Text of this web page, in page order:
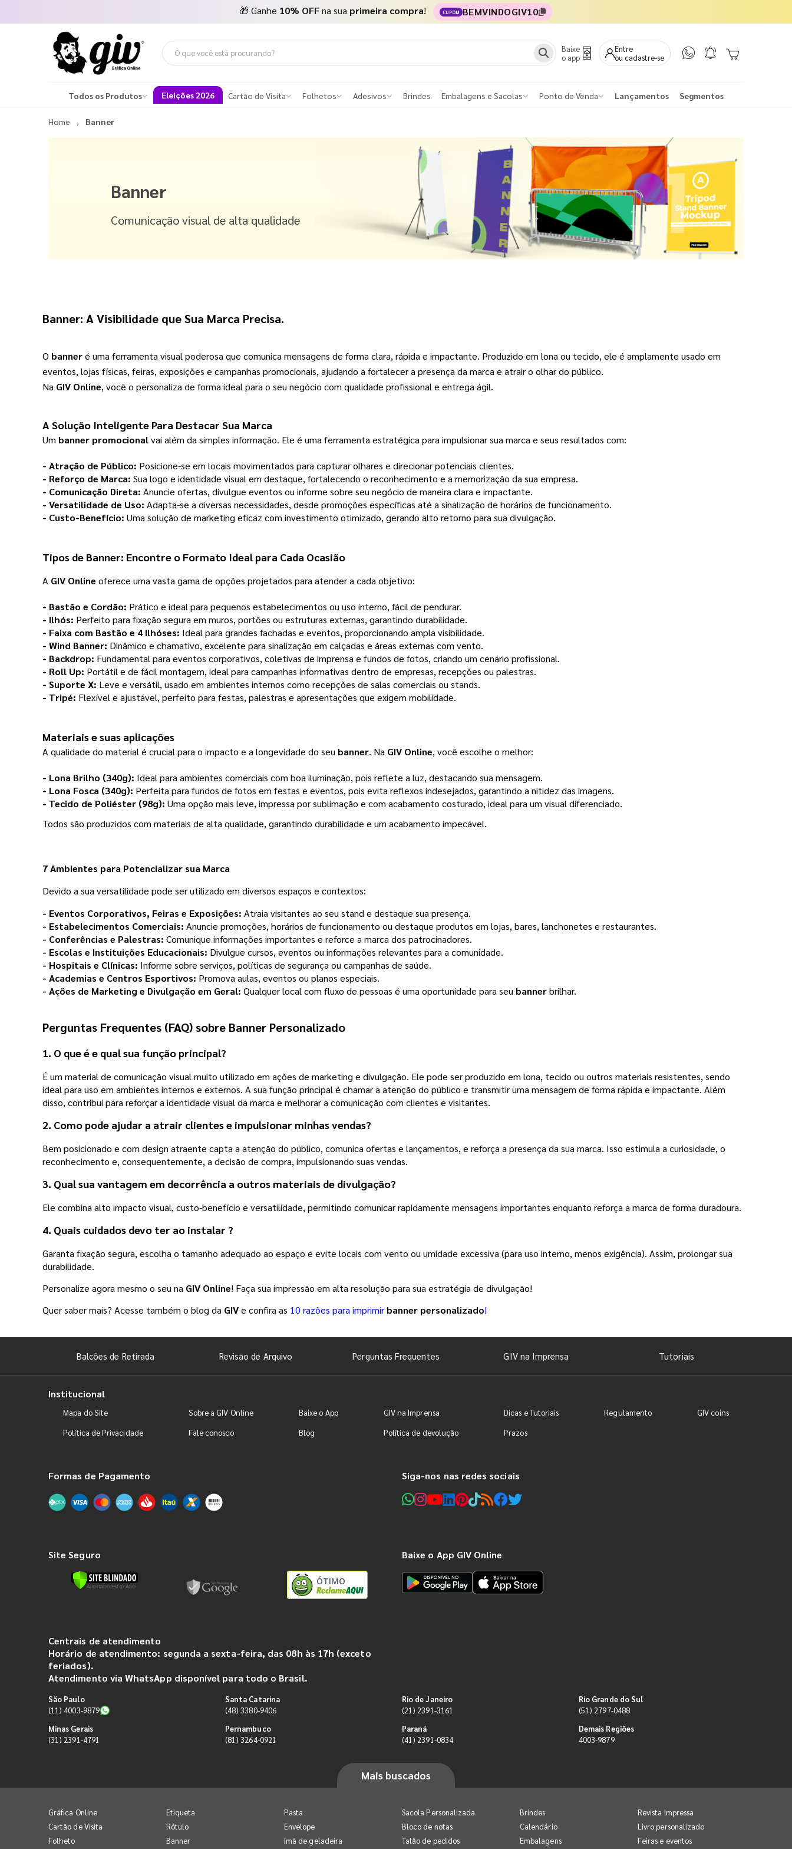
🎁 Ganhe 10% OFFna sua primeira compra! CUPOM BEMVINDOGIV10
Baixe
o app
Entre
ou cadastre-se
Todos os Produtos Eleições 2026 Cartão de Visita Folhetos Adesivos Brindes Embalagens e Sacolas Ponto de Venda Lançamentos Segmentos
Home Banner
Banner
Comunicação visual de alta qualidade
Banner: A Visibilidade que Sua Marca Precisa.
O banneré uma ferramenta visual poderosa que comunica mensagens de forma clara, rápida e impactante. Produzido em lona ou tecido, ele é amplamente usado em
eventos, lojas físicas, feiras, exposições e campanhas promocionais, ajudando a fortalecer a presença da marca e atrair o olhar do público.
Na GIV Online, você o personaliza de forma ideal para o seu negócio com qualidade profissional e entrega ágil.
A Solução Inteligente Para Destacar Sua Marca
Um banner promocionalvai além da simples informação. Ele é uma ferramenta estratégica para impulsionar sua marca e seus resultados com:
- Atração de Público: Posicione-se em locais movimentados para capturar olhares e direcionar potenciais clientes.
- Reforço de Marca: Sua logo e identidade visual em destaque, fortalecendo o reconhecimento e a memorização da sua empresa.
- Comunicação Direta: Anuncie ofertas, divulgue eventos ou informe sobre seu negócio de maneira clara e impactante.
- Versatilidade de Uso: Adapta-se a diversas necessidades, desde promoções específicas até a sinalização de horários de funcionamento.
- Custo-Benefício: Uma solução de marketing eficaz com investimento otimizado, gerando alto retorno para sua divulgação.
Tipos de Banner: Encontre o Formato Ideal para Cada Ocasião
A GIV Online oferece uma vasta gama de opções projetados para atender a cada objetivo:
- Bastão e Cordão: Prático e ideal para pequenos estabelecimentos ou uso interno, fácil de pendurar.
- Ilhós: Perfeito para fixação segura em muros, portões ou estruturas externas, garantindo durabilidade.
- Faixa com Bastão e 4 Ilhóses: Ideal para grandes fachadas e eventos, proporcionando ampla visibilidade.
- Wind Banner: Dinâmico e chamativo, excelente para sinalização em calçadas e áreas externas com vento.
- Backdrop: Fundamental para eventos corporativos, coletivas de imprensa e fundos de fotos, criando um cenário profissional.
- Roll Up: Portátil e de fácil montagem, ideal para campanhas informativas dentro de empresas, recepções ou palestras.
- Suporte X: Leve e versátil, usado em ambientes internos como recepções de salas comerciais ou stands.
- Tripé: Flexível e ajustável, perfeito para festas, palestras e apresentações que exigem mobilidade.
Materiais e suas aplicações
A qualidade do material é crucial para o impacto e a longevidade do seu banner. Na GIV Online, você escolhe o melhor:
- Lona Brilho (340g): Ideal para ambientes comerciais com boa iluminação, pois reflete a luz, destacando sua mensagem.
- Lona Fosca (340g): Perfeita para fundos de fotos em festas e eventos, pois evita reflexos indesejados, garantindo a nitidez das imagens.
- Tecido de Poliéster (98g): Uma opção mais leve, impressa por sublimação e com acabamento costurado, ideal para um visual diferenciado.
Todos são produzidos com materiais de alta qualidade, garantindo durabilidade e um acabamento impecável.
7 Ambientes para Potencializar sua Marca
Devido a sua versatilidade pode ser utilizado em diversos espaços e contextos:
- Eventos Corporativos, Feiras e Exposições: Atraia visitantes ao seu stand e destaque sua presença.
- Estabelecimentos Comerciais: Anuncie promoções, horários de funcionamento ou destaque produtos em lojas, bares, lanchonetes e restaurantes.
- Conferências e Palestras: Comunique informações importantes e reforce a marca dos patrocinadores.
- Escolas e Instituições Educacionais: Divulgue cursos, eventos ou informações relevantes para a comunidade.
- Hospitais e Clínicas: Informe sobre serviços, políticas de segurança ou campanhas de saúde.
- Academias e Centros Esportivos: Promova aulas, eventos ou planos especiais.
- Ações de Marketing e Divulgação em Geral: Qualquer local com fluxo de pessoas é uma oportunidade para seu bannerbrilhar.
Perguntas Frequentes (FAQ) sobre Banner Personalizado
1. O que é e qual sua função principal?
É um material de comunicação visual muito utilizado em ações de marketing e divulgação. Ele pode ser produzido em lona, tecido ou outros materiais resistentes, sendo
ideal para uso em ambientes internos e externos. A sua função principal é chamar a atenção do público e transmitir uma mensagem de forma rápida e impactante. Além
disso, contribui para reforçar a identidade visual da marca e melhorar a comunicação com clientes e visitantes.
2. Como pode ajudar a atrair clientes e impulsionar minhas vendas?
Bem posicionado e com design atraente capta a atenção do público, comunica ofertas e lançamentos, e reforça a presença da sua marca. Isso estimula a curiosidade, o
reconhecimento e, consequentemente, a decisão de compra, impulsionando suas vendas.
3. Qual sua vantagem em decorrência a outros materiais de divulgação?
Ele combina alto impacto visual, custo-benefício e versatilidade, permitindo comunicar rapidamente mensagens importantes enquanto reforça a marca de forma duradoura.
4. Quais cuidados devo ter ao instalar ?
Garanta fixação segura, escolha o tamanho adequado ao espaço e evite locais com vento ou umidade excessiva (para uso interno, menos exigência). Assim, prolongar sua
durabilidade.
Personalize agora mesmo o seuna GIV Online! Faça sua impressão em alta resolução para sua estratégia de divulgação!
Quer saber mais? Acesse também o blog da GIVe confira as 10 razões para imprimir banner personalizado!
Balcões de Retirada Revisão de Arquivo Perguntas Frequentes GIV na Imprensa Tutoriais
Institucional
Mapa do Site Sobre a GIV Online Baixe o App GIV na Imprensa Dicas e Tutoriais Regulamento
GIV coins
Política de Privacidade
Fale conosco Blog Política de devolução Prazos
Formas de Pagamento Siga-nos nas redes sociais
Site Seguro
ÓTIMO
Baixe o App GIV Online
Centrais de atendimento
Horário de atendimento: segunda a sexta-feira, das 08h às 17h (exceto
feriados).
Atendimento via WhatsApp disponível para todo o Brasil.
São Paulo
(11) 4003-9879
Minas Gerais
(31) 2391-4791
Santa Catarina
(48) 3380-9406
Pernambuco
(81) 3264-0921
Rio de Janeiro
(21) 2391-3161
Paraná
(41) 2391-0834
Rio Grande do Sul
(51) 2797-0488
Demais Regiões
4003-9879
Mais buscados
Gráfica Online
Cartão de Visita
Folheto
Etiqueta
Rótulo
Banner
Pasta
Envelope
Imã de geladeira
Sacola Personalizada
Bloco de notas
Talão de pedidos
Brindes
Calendário
Embalagens
Revista Impressa
Livro personalizado
Feiras e eventos